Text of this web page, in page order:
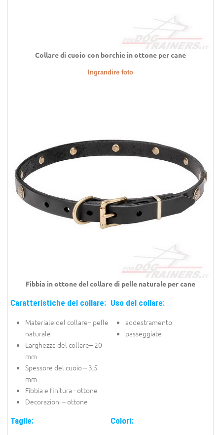
Collare di cuoio con borchie in ottone per cane
Ingrandire foto
Fibbia in ottone del collare di pelle naturale per cane
Caratteristiche del collare:
Materiale del collare– pelle
naturale
Larghezza del collare– 20
mm
Spessore del cuoio – 3,5
mm
Fibbia e finitura - ottone
Decorazioni – ottone
Uso del collare:
addestramento
passeggiate
Taglie:
Colori: